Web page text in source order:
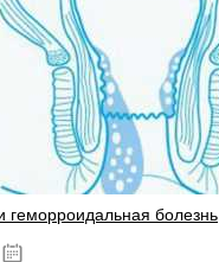
геморроидальная болезнь